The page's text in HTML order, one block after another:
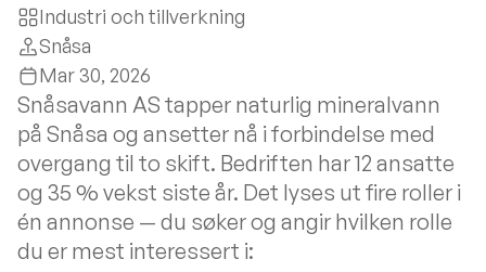
Industri och tillverkning
Snåsa
Mar 30, 2026
Snåsavann AS tapper naturlig mineralvann
på Snåsa og ansetter nå i forbindelse med
overgang til to skift. Bedriften har 12 ansatte
og 35 % vekst siste år. Det lyses ut fire roller i
én annonse — du søker og angir hvilken rolle
du er mest interessert i: